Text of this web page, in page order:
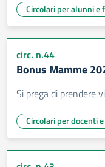
Circolari per alunni e
circ. n.44
Bonus Mamme
Si prega di prendere
Circolari per docenti